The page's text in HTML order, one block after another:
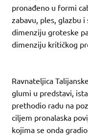
pronađeno u formi
zabavu, ples, glazbu
dimenziju groteske
dimenziju kritičkog
Ravnateljica
glumi u predstavi,
prethodio radu na
ciljem pronalaska
kojima se onda